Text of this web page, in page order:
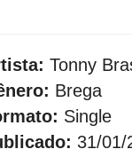
Tonny
Brega
Single
31/01/